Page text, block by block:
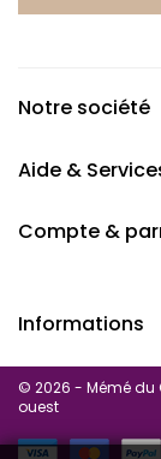
Notre société
Aide &
Compte &
Informations
© 2026 - Mémé du
ouest